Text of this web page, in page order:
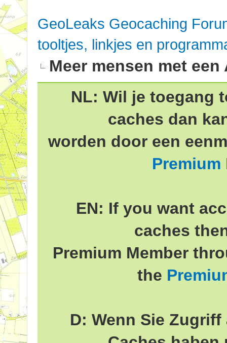
GeoLeaks Geocaching
tooltjes, linkjes en
Meer mensen met
NL: Wil je toegang
caches dan
worden door een
Premium
EN: If you want
caches
Premium Member
the
D: Wenn Sie